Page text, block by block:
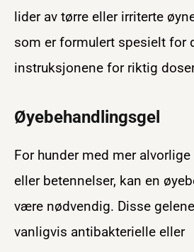
lider av tørre eller irriterte
som er formulert spesielt for
instruksjonene for riktig
Øyebehandlingsgel
For hunder med mer
eller betennelser, kan en
være nødvendig. Disse
vanligvis antibakterielle eller